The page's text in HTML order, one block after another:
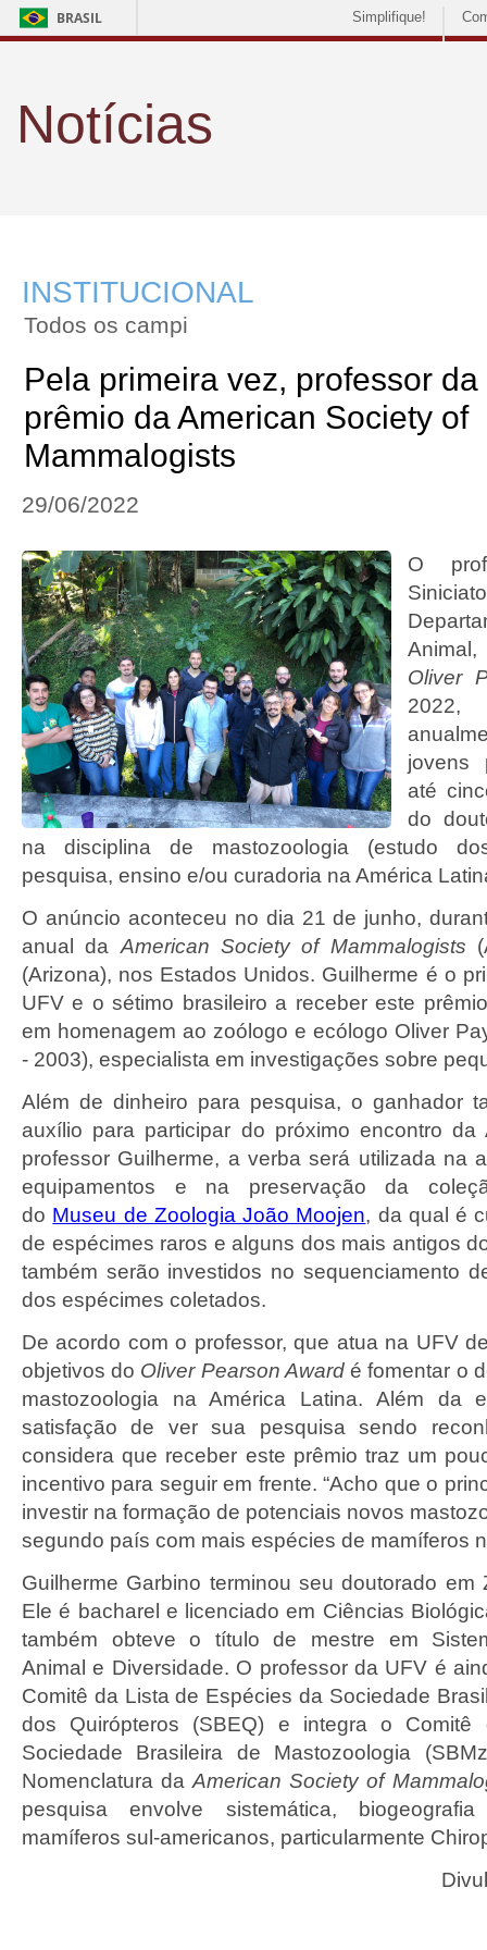
BRASIL Simplifique!
Notícias
INSTITUCIONAL
Todos os campi
Pela primeira vez, professor
prêmio da American Society of
Mammalogists
29/06/2022
O
Oliver
jovens
até
do
na disciplina de mastozoologia (estudo
pesquisa, ensino e/ou curadoria na América
O anúncio aconteceu no dia 21 de junho,
anual da American Society of Mammalogists
(Arizona), nos Estados Unidos. Guilherme é o
UFV e o sétimo brasileiro a receber este
em homenagem ao zoólogo e ecólogo Oliver
- 2003), especialista em investigações sobre
Além de dinheiro para pesquisa, o ganhador
auxílio para participar do próximo encontro
professor Guilherme, a verba será utilizada na
equipamentos e na preservação da
do Museu de Zoologia João Moojen, da qual é
de espécimes raros e alguns dos mais antigos
também serão investidos no sequenciamento
dos espécimes coletados.
De acordo com o professor, que atua na UFV
objetivos do Oliver Pearson Awardé fomentar o
mastozoologia na América Latina. Além da
satisfação de ver sua pesquisa sendo
considera que receber este prêmio traz um
incentivo para seguir em frente. “Acho que o
investir na formação de potenciais novos
segundo país com mais espécies de mamíferos
Guilherme Garbino terminou seu doutorado em
Ele é bacharel e licenciado em Ciências
também obteve o título de mestre em
Animal e Diversidade. O professor da UFV é
Comitê da Lista de Espécies da Sociedade
dos Quirópteros (SBEQ) e integra o Comitê
Sociedade Brasileira de Mastozoologia
Nomenclatura daAmerican Society of
pesquisa envolve sistemática,
mamíferos sul-americanos, particularmente